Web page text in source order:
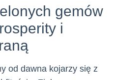
gemów
i
od dawna kojarzy się z